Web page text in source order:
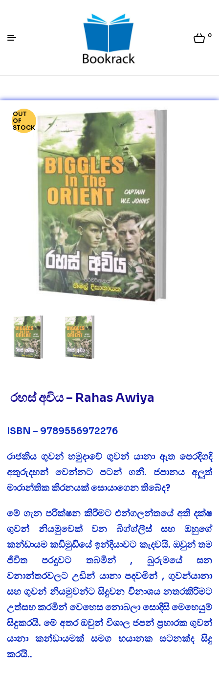
Bookrack.lk
0
OUT
OF
STOCK
රහස් අවිය – Rahas Awiya
ISBN – 9789556972276
රාජකිය ගුවන් හමුදාවේ ගුවන් යානා ඇත පෙරදිගදි
අතුරුදහන් වෙන්නට පටන් ගනී. ජපානය අලුත්
මාරාන්තික කිරනයක් සොයාගෙන තිබේද?
මේ ගැන පරික්ෂන කිරිමට එන්ගලන්තයේ අති දක්ෂ
ගුවන් නියමුවෙක් වන බිග්ග්ලීස් සහ ඔහුගේ
කන්ඩායම කඩිමුඩියේ ඉන්දියාවට කැදවයි. ඔවුන් තම
ජිවිත පරදුවට තබමින් , බුරුමයේ ඝන
වනාන්තරවලට උඩින් යානා පදවමින් , ගුවන්යානා
සහ ගුවන් නියමුවන්ට සිදුවන විනාශය නතරකිරිමට
උත්සහ කරමින් වෙහෙස නොබලා සොදිසි මෙහෙයුම්
සිදුකරයි. මේ අතර ඔවුන් විශාල ජපන් ප්‍රහාරක ගුවන්
යානා කන්ඩායමක් සමග භයානක සටනක්ද සිදු
කරයි..